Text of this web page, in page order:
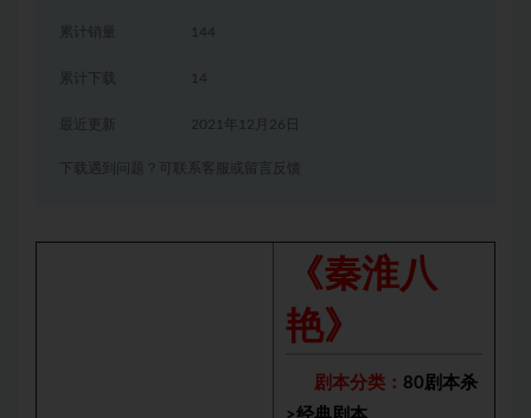
累计销量 144
累计下载 14
2021年12月26日
下载遇到问题？可联系客服或留言反馈
《秦淮八
艳》
剧本分类： 80剧本杀